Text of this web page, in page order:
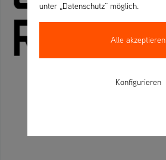
unter „Datenschutz“ möglich.
Alle akzeptieren
Konfigurieren